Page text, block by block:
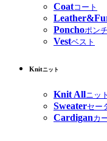
Coatコート
Ponchoポン
Vestベスト
Knitニット
Knit Allニッ
Sweaterセー
Cardiganカ